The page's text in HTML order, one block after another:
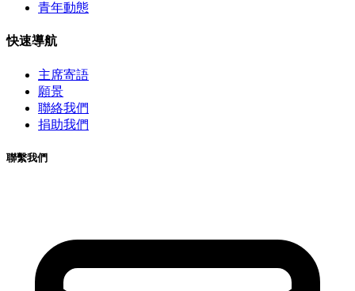
青年動態
快速導航
主席寄語
願景
聯絡我們
捐助我們
聯繫我們